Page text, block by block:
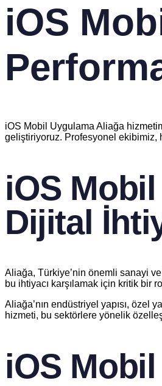
iOS
iOS Mobil Uygulama Aliağa
geliştiriyoruz. Profesyonel ekibimiz,
iOS
Dijital
Aliağa, Türkiye’nin önemli sanayi
bu ihtiyacı karşılamak için kritik bir
Aliağa’nın endüstriyel yapısı, özel
hizmeti, bu sektörlere yönelik
iOS